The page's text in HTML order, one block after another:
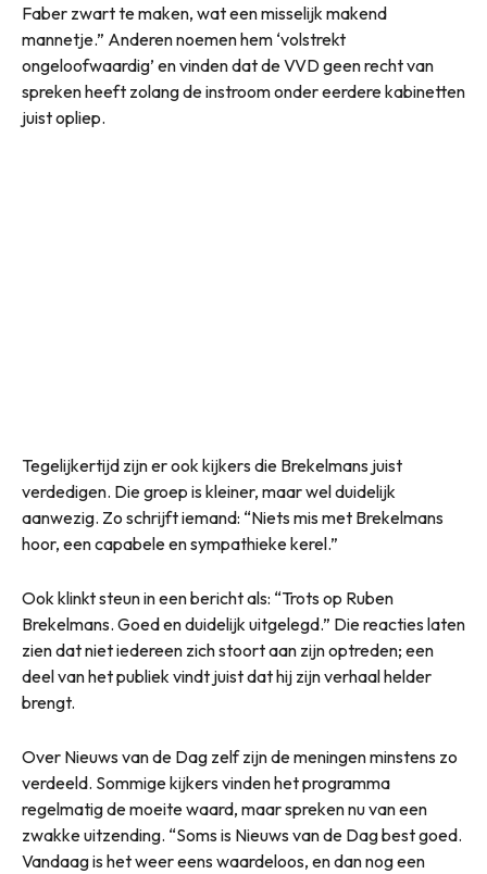
Faber zwart te maken, wat een misselijk makend
mannetje.” Anderen noemen hem ‘volstrekt
ongeloofwaardig’ en vinden dat de VVD geen recht van
spreken heeft zolang de instroom onder eerdere kabinetten
juist opliep.
Tegelijkertijd zijn er ook kijkers die Brekelmans juist
verdedigen. Die groep is kleiner, maar wel duidelijk
aanwezig. Zo schrijft iemand: “Niets mis met Brekelmans
hoor, een capabele en sympathieke kerel.”
Ook klinkt steun in een bericht als: “Trots op Ruben
Brekelmans. Goed en duidelijk uitgelegd.” Die reacties laten
zien dat niet iedereen zich stoort aan zijn optreden; een
deel van het publiek vindt juist dat hij zijn verhaal helder
brengt.
Over Nieuws van de Dag zelf zijn de meningen minstens zo
verdeeld. Sommige kijkers vinden het programma
regelmatig de moeite waard, maar spreken nu van een
zwakke uitzending. “Soms is Nieuws van de Dag best goed.
Vandaag is het weer eens waardeloos, en dan nog een